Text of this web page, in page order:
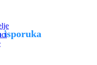
isporuka